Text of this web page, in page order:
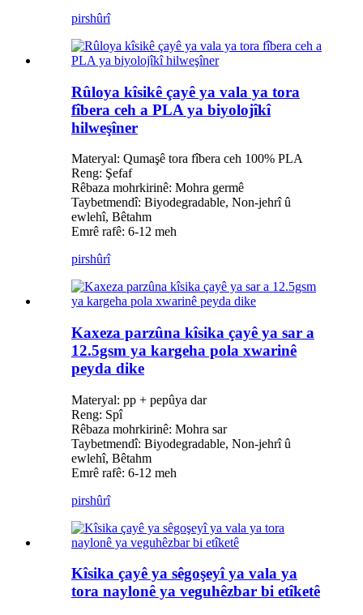
pirshûrî
Rûloya kîsikê çayê ya vala ya tora
fîbera ceh a PLA ya biyolojîkî
hilweşîner
Materyal: Qumaşê tora fîbera ceh 100% PLA
Reng: Şefaf
Rêbaza mohrkirinê: Mohra germê
Taybetmendî: Biyodegradable, Non-jehrî û
ewlehî, Bêtahm
Emrê rafê: 6-12 meh
pirshûrî
Kaxeza parzûna kîsika çayê ya sar a
12.5gsm ya kargeha pola xwarinê
peyda dike
Materyal: pp + pepûya dar
Reng: Spî
Rêbaza mohrkirinê: Mohra sar
Taybetmendî: Biyodegradable, Non-jehrî û
ewlehî, Bêtahm
Emrê rafê: 6-12 meh
pirshûrî
Kîsika çayê ya sêgoşeyî ya vala ya
tora naylonê ya veguhêzbar bi etîketê